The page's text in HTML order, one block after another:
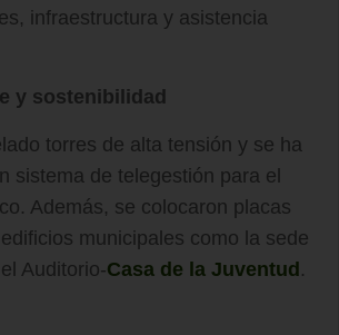
infraestructura y asistencia
y sostenibilidad
torres de alta tensión y se ha
sistema de telegestión para el
Además, se colocaron placas
municipales como la sede
Auditorio-Casa de la Juventud .